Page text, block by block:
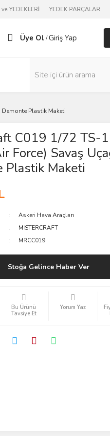
YEDEKLERİ YEDEK PARÇALAR
Üye Ol /Giriş Yap
Demonte Plastik Maketi
C019 1/72 TS-
Force) Savaş
Plastik Maketi
Askeri Hava Araçları
MISTERCRAFT
MRCC019
Stoğa Gelince Haber Ver
Bu Ürünü
Tavsiye Et
Yorum Yaz